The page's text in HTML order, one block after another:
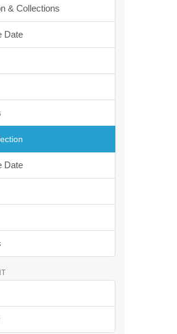
& Collections
Date
Date